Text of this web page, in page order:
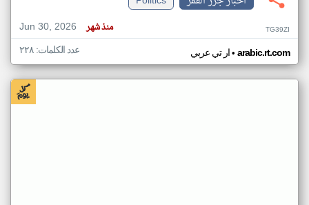
Jun 30, 2026
منذ شهر TG39ZI
ار تي عربي• arabic.rt.com عدد الكلمات: ٢٢٨